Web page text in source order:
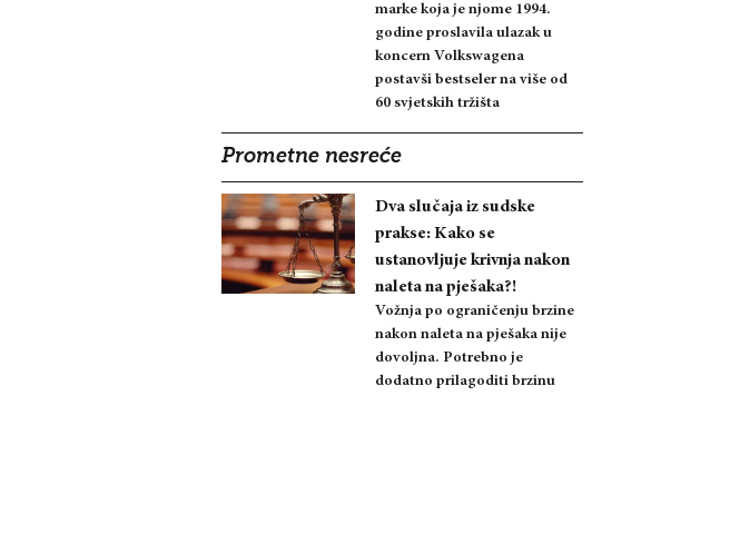
marke koja je njome 1994.
godine proslavila ulazak u
koncern Volkswagena
postavši bestseler na više od
60 svjetskih tržišta
Prometne nesreće
Dva slučaja iz sudske
prakse: Kako se
ustanovljuje krivnja nakon
naleta na pješaka?!
Vožnja po ograničenju brzine
nakon naleta na pješaka nije
dovoljna. Potrebno je
dodatno prilagoditi brzinu